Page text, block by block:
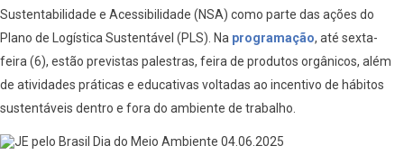
Sustentabilidade e Acessibilidade (NSA) como parte das ações do
Plano de Logística Sustentável (PLS). Na programação, até sexta-
feira (6), estão previstas palestras, feira de produtos orgânicos, além
de atividades práticas e educativas voltadas ao incentivo de hábitos
sustentáveis dentro e fora do ambiente de trabalho.